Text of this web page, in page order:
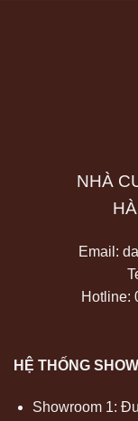
NHÀ
Email:
Hotline:
HỆ THỐNG
Showroom 1: